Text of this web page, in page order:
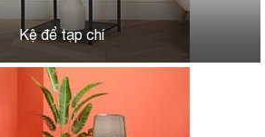
Kệ để tạp chí